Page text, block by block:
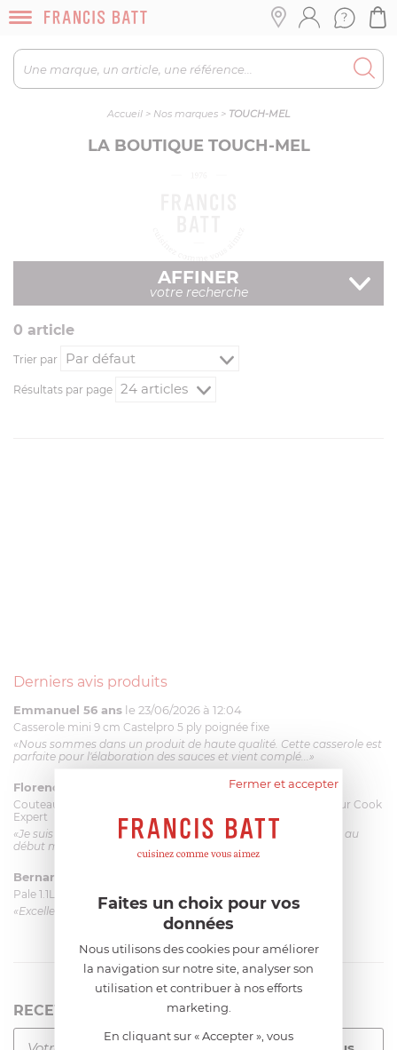
Accueil > Nos marques > TOUCH-MEL
LA BOUTIQUE TOUCH-MEL
AFFINER
votre recherche
0 article
Trier par
Résultats par page
Derniers avis produits
Emmanuel 56 ans le 23/06/2026 à 12:04
Casserole mini 9 cm Castelpro 5 ply poignée fixe
«Nous sommes dans un produit de haute qualité. Cette casserole est
parfaite pour l'élaboration des sauces et vient complé...»
Florence 63 ans
Couteau complet avec lame, joint & écrou pour le robot cuiseur Cook
Expert
«Je suis satisfaite du couteau Magimix. L'écrou est un peu dur au
début mais ça le fait. La livraison a été très rapide. ...»
Bernard
Pale 1.1L pour Glacier Magimix 11031/121/123/124
«Excellent: produit et livraison»
RECEVEZ LA NEWSLETTER
Fermer et accepter
Faites un choix pour vos
données
Nous utilisons des cookies pour améliorer
la navigation sur notre site, analyser son
utilisation et contribuer à nos efforts
marketing.
En cliquant sur « Accepter », vous